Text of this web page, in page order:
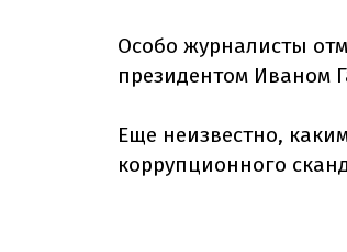
Особо журналисты
президентом Иваном
Еще неизвестно,
коррупционного